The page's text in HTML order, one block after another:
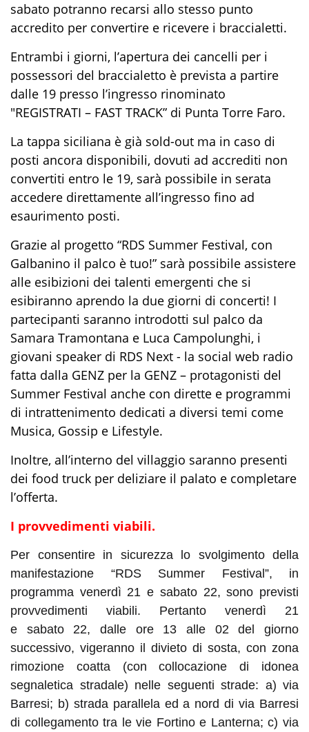
sabato potranno recarsi allo stesso punto
accredito per convertire e ricevere i braccialetti.
Entrambi i giorni, l’apertura dei cancelli per i
possessori del braccialetto è prevista a partire
dalle 19 presso l’ingresso rinominato
"REGISTRATI – FAST TRACK” di Punta Torre Faro.
La tappa siciliana è già sold-out ma in caso di
posti ancora disponibili, dovuti ad accrediti non
convertiti entro le 19, sarà possibile in serata
accedere direttamente all’ingresso fino ad
esaurimento posti.
Grazie al progetto “RDS Summer Festival, con
Galbanino il palco è tuo!” sarà possibile assistere
alle esibizioni dei talenti emergenti che si
esibiranno aprendo la due giorni di concerti! I
partecipanti saranno introdotti sul palco da
Samara Tramontana e Luca Campolunghi, i
giovani speaker di RDS Next - la social web radio
fatta dalla GENZ per la GENZ – protagonisti del
Summer Festival anche con dirette e programmi
di intrattenimento dedicati a diversi temi come
Musica, Gossip e Lifestyle.
Inoltre, all’interno del villaggio saranno presenti
dei food truck per deliziare il palato e completare
l’offerta.
I provvedimenti viabili.
Per consentire in sicurezza lo svolgimento della
manifestazione “RDS Summer Festival”, in
programma venerdì 21 e sabato 22, sono previsti
provvedimenti viabili. Pertanto venerdì
21
e sabato 22, dalle ore 13alle 02del giorno
successivo, vigeranno il divieto di sosta, con zona
rimozione coatta (con collocazione di idonea
segnaletica stradale) nelle seguenti strade: a) via
Barresi; b) strada parallela ed a nord di via Barresi
di collegamentotra le vie Fortino e Lanterna; c) via